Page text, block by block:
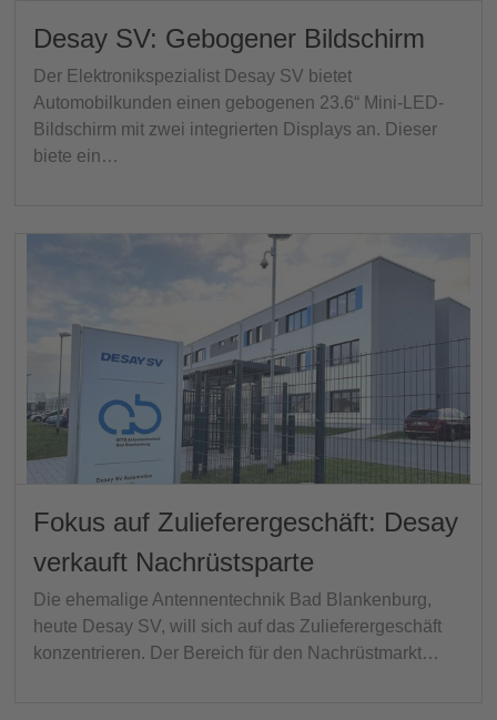
Desay SV: Gebogener Bildschirm
Der Elektronikspezialist Desay SV bietet
Automobilkunden einen gebogenen 23.6“ Mini-LED-
Bildschirm mit zwei integrierten Displays an. Dieser
biete ein…
Fokus auf Zulieferergeschäft: Desay
verkauft Nachrüstsparte
Die ehemalige Antennentechnik Bad Blankenburg,
heute Desay SV, will sich auf das Zulieferergeschäft
konzentrieren. Der Bereich für den Nachrüstmarkt…